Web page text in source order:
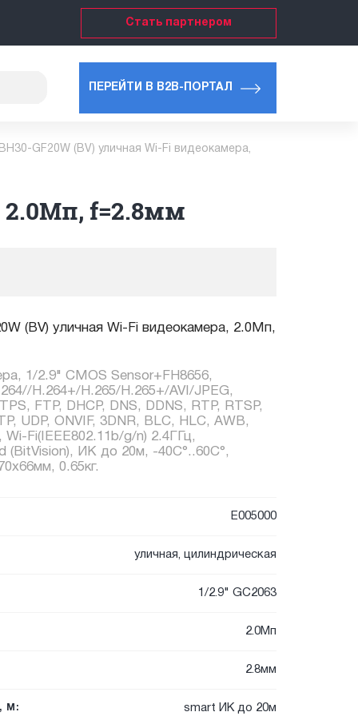
Стать партнером
ПЕРЕЙТИ В B2B-ПОРТАЛ
GF20W (BV) уличная Wi-Fi видеокамера,
2.0Мп, f=2.8мм
(BV) уличная Wi-Fi видеокамера, 2.0Мп,
1/2.9" CMOS Sensor+FH8656,
H.264+/H.265/H.265+/AVI/JPEG,
FTP, DHCP, DNS, DDNS, RTP, RTSP,
UDP, ONVIF, 3DNR, BLC, HLC, AWB,
Fi(IEEE802.11b/g/n) 2.4ГГц,
(BitVision), ИК до 20м, -40C°..60C°,
0.65кг.
E005000
уличная, цилиндрическая
1/2.9" GC2063
2.0Мп
2.8мм
М: smart ИК до 20м